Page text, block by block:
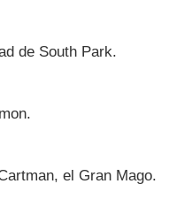
de South Park.
el Gran Mago.